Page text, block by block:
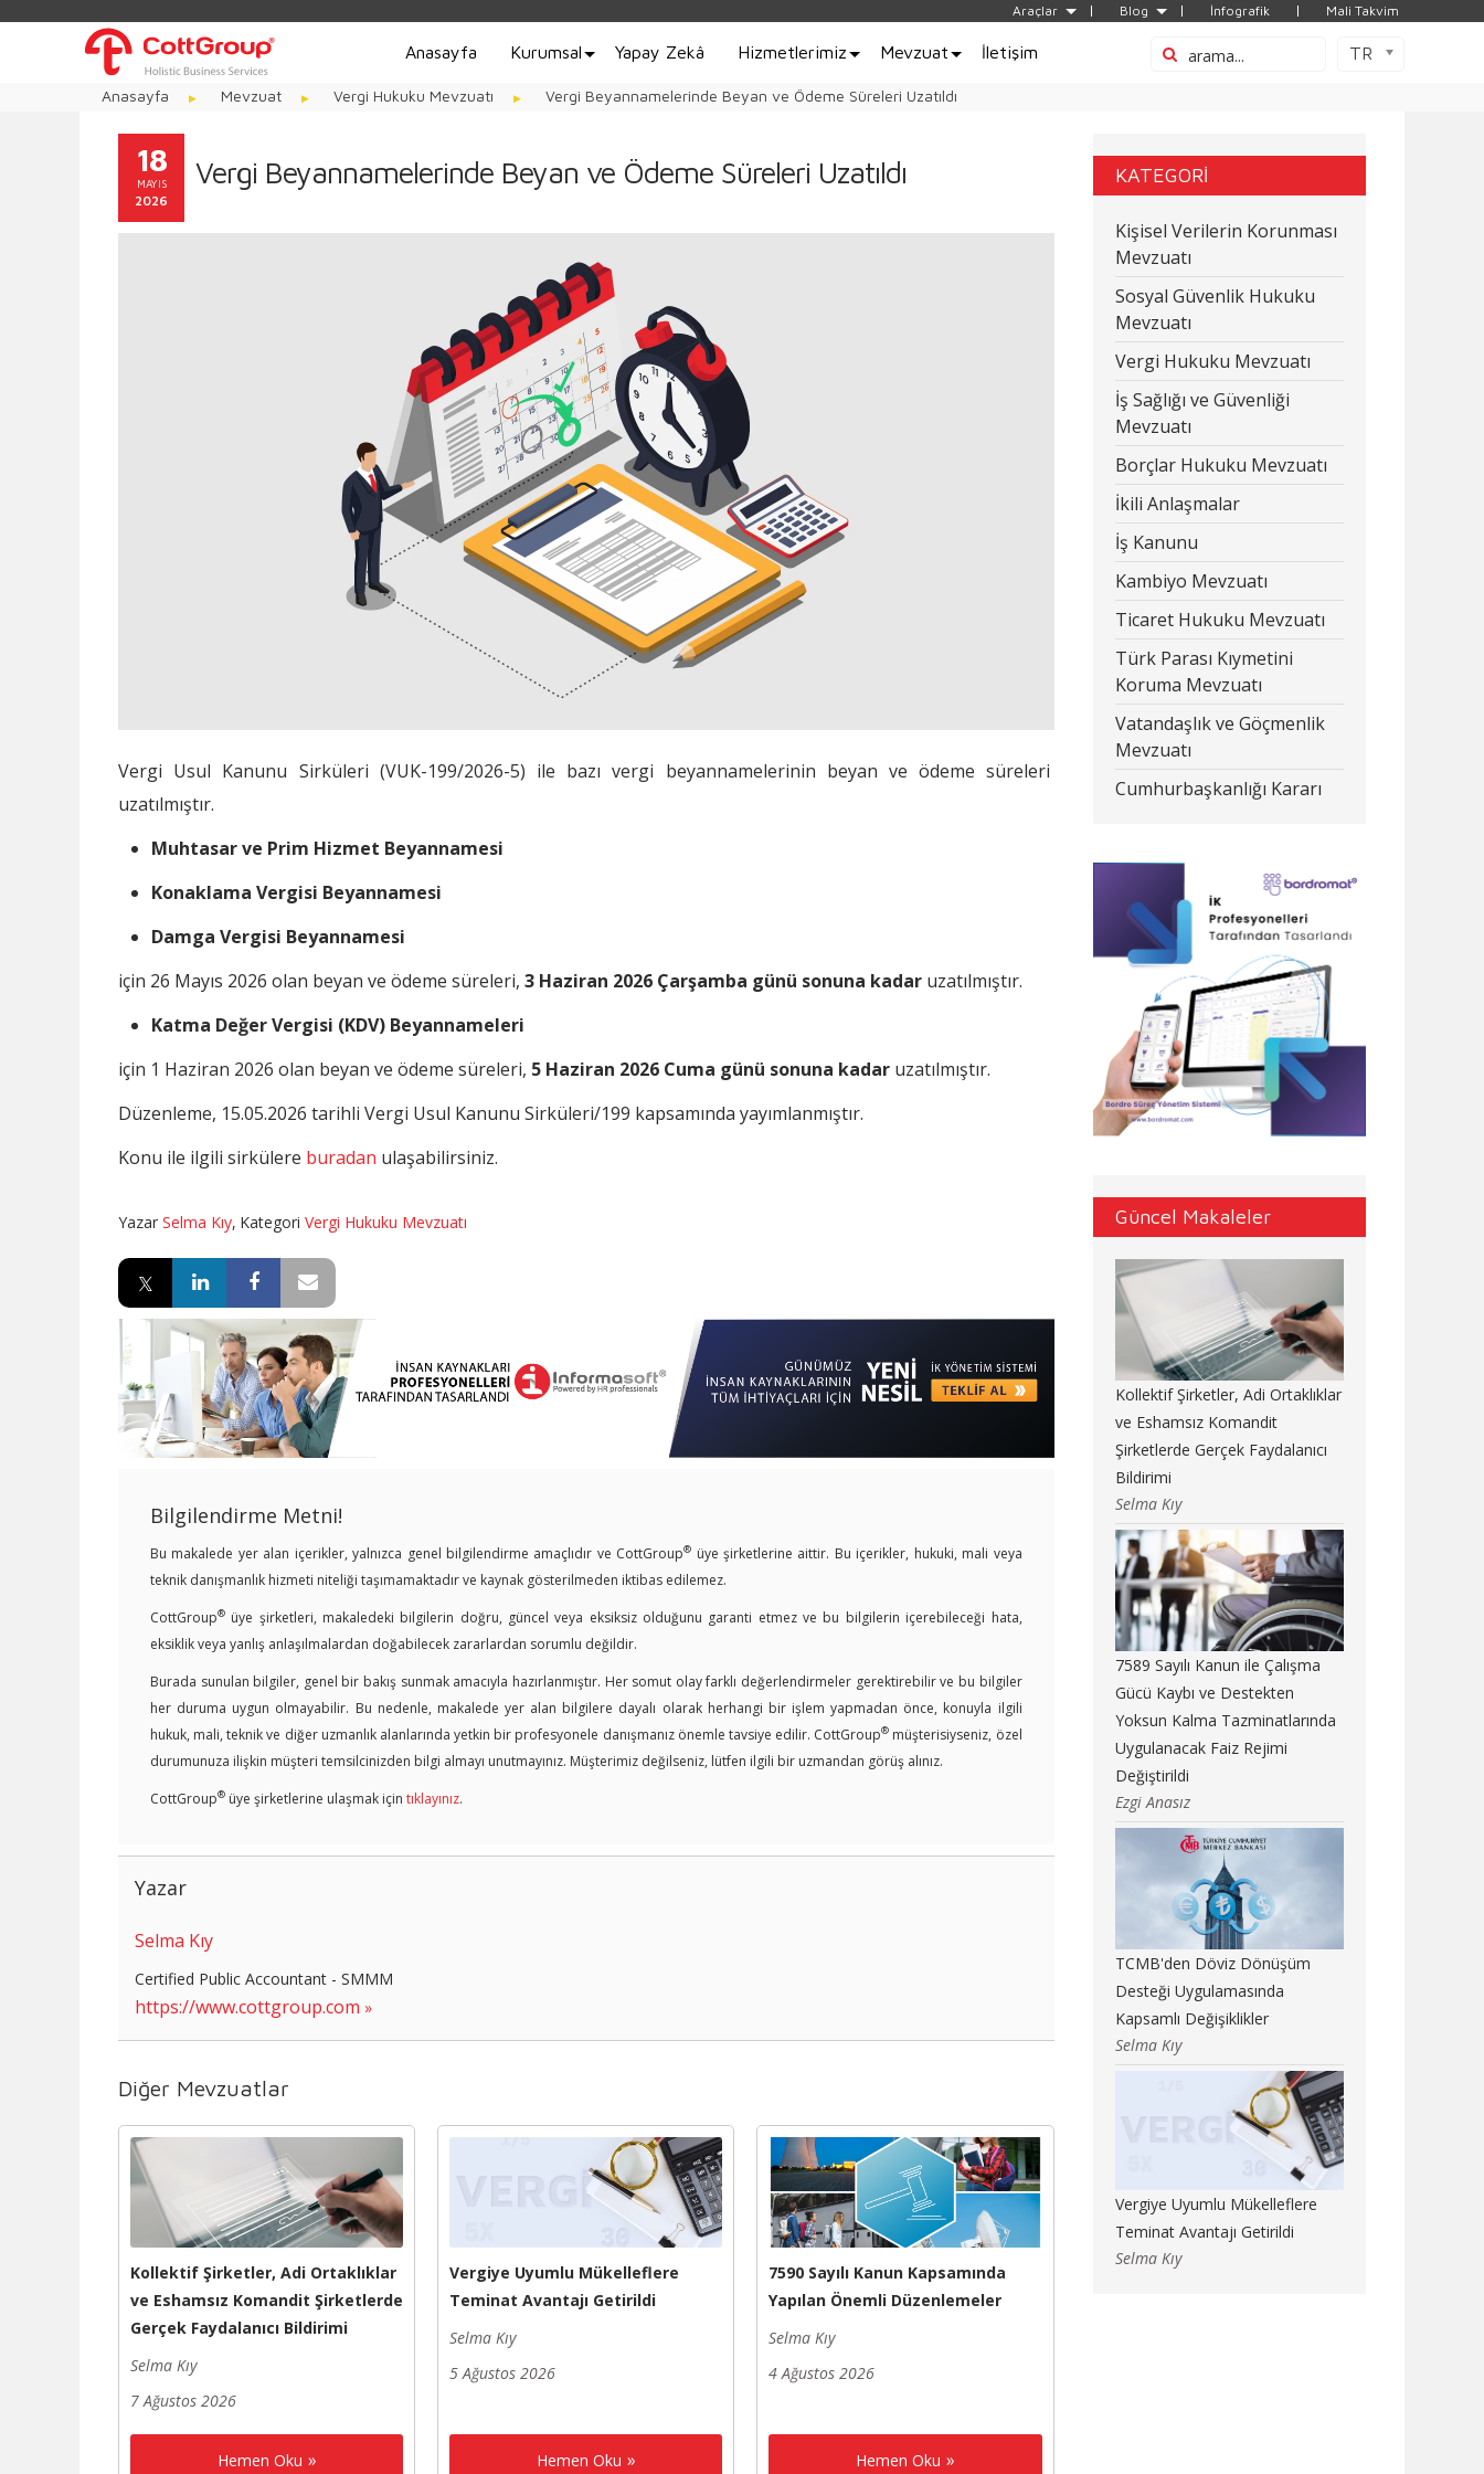
Araçlar Blog İnfografik Mali Takvim
Anasayfa Kurumsal Yapay Zekâ Hizmetlerimiz Mevzuat İletişim TR
Anasayfa Mevzuat Vergi Hukuku Mevzuatı Vergi Beyannamelerinde Beyan ve Ödeme Süreleri Uzatıldı
18
MAYIS
2026
Vergi Beyannamelerinde Beyan ve Ödeme Süreleri Uzatıldı
Vergi Usul Kanunu Sirküleri (VUK-199/2026-5) ile bazı vergi beyannamelerinin beyan ve ödeme süreleri
uzatılmıştır.
Muhtasar ve Prim Hizmet Beyannamesi
Konaklama Vergisi Beyannamesi
Damga Vergisi Beyannamesi
için 26 Mayıs 2026 olan beyan ve ödeme süreleri, 3 Haziran 2026 Çarşamba günü sonuna kadar uzatılmıştır.
Katma Değer Vergisi (KDV) Beyannameleri
için 1 Haziran 2026 olan beyan ve ödeme süreleri, 5 Haziran 2026 Cuma günü sonuna kadar uzatılmıştır.
Düzenleme, 15.05.2026 tarihli Vergi Usul Kanunu Sirküleri/199 kapsamında yayımlanmıştır.
Konu ile ilgili sirkülere buradan ulaşabilirsiniz.
Yazar Selma Kıy, Kategori Vergi Hukuku Mevzuatı
Bilgilendirme Metni!
Bu makalede yer alan içerikler, yalnızca genel bilgilendirme amaçlıdır ve CottGroup® üye şirketlerine aittir. Bu içerikler, hukuki, mali veya
teknik danışmanlık hizmeti niteliği taşımamaktadır ve kaynak gösterilmeden iktibas edilemez.
CottGroup® üye şirketleri, makaledeki bilgilerin doğru, güncel veya eksiksiz olduğunu garanti etmez ve bu bilgilerin içerebileceği hata,
eksiklik veya yanlış anlaşılmalardan doğabilecek zararlardan sorumlu değildir.
Burada sunulan bilgiler, genel bir bakış sunmak amacıyla hazırlanmıştır. Her somut olay farklı değerlendirmeler gerektirebilir ve bu bilgiler
her duruma uygun olmayabilir. Bu nedenle, makalede yer alan bilgilere dayalı olarak herhangi bir işlem yapmadan önce, konuyla ilgili
hukuk, mali, teknik ve diğer uzmanlık alanlarında yetkin bir profesyonele danışmanız önemle tavsiye edilir. CottGroup® müşterisiyseniz, özel
durumunuza ilişkin müşteri temsilcinizden bilgi almayı unutmayınız. Müşterimiz değilseniz, lütfen ilgili bir uzmandan görüş alınız.
CottGroup® üye şirketlerine ulaşmak için tıklayınız.
Yazar
Selma Kıy
Certified Public Accountant - SMMM
https://www.cottgroup.com
Diğer Mevzuatlar
Kollektif Şirketler, Adi Ortaklıklar
ve Eshamsız Komandit Şirketlerde
Gerçek Faydalanıcı Bildirimi
Selma Kıy
7 Ağustos 2026
Hemen Oku
Vergiye Uyumlu Mükelleflere
Teminat Avantajı Getirildi
Selma Kıy
5 Ağustos 2026
Hemen Oku
7590 Sayılı Kanun Kapsamında
Yapılan Önemli Düzenlemeler
Selma Kıy
4 Ağustos 2026
Hemen Oku
KATEGORİ
Kişisel Verilerin Korunması
Mevzuatı
Sosyal Güvenlik Hukuku
Mevzuatı
Vergi Hukuku Mevzuatı
İş Sağlığı ve Güvenliği
Mevzuatı
Borçlar Hukuku Mevzuatı
İkili Anlaşmalar
İş Kanunu
Kambiyo Mevzuatı
Ticaret Hukuku Mevzuatı
Türk Parası Kıymetini
Koruma Mevzuatı
Vatandaşlık ve Göçmenlik
Mevzuatı
Cumhurbaşkanlığı Kararı
Güncel Makaleler
Kollektif Şirketler, Adi Ortaklıklar
ve Eshamsız Komandit
Şirketlerde Gerçek Faydalanıcı
Bildirimi
Selma Kıy
7589 Sayılı Kanun ile Çalışma
Gücü Kaybı ve Destekten
Yoksun Kalma Tazminatlarında
Uygulanacak Faiz Rejimi
Değiştirildi
Ezgi Anasız
TCMB'den Döviz Dönüşüm
Desteği Uygulamasında
Kapsamlı Değişiklikler
Selma Kıy
Vergiye Uyumlu Mükelleflere
Teminat Avantajı Getirildi
Selma Kıy